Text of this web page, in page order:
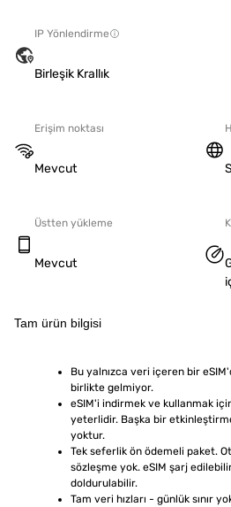
IP Yönlendirme
Birleşik Krallık
Erişim noktası
Mevcut
Üstten yükleme
Mevcut
Tam ürün bilgisi
Bu yalnızca veri içeren bir
birlikte gelmiyor.
eSIM'i indirmek ve kullanmak
yeterlidir. Başka bir
yoktur.
Tek seferlik ön ödemeli paket.
sözleşme yok. eSIM şarj
doldurulabilir.
Tam veri hızları - günlük sınır